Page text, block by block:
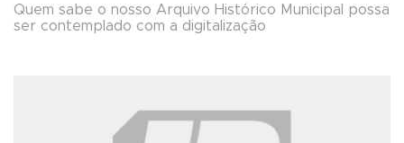
Quem sabe o nosso Arquivo Histórico Municipal possa
ser contemplado com a digitalização